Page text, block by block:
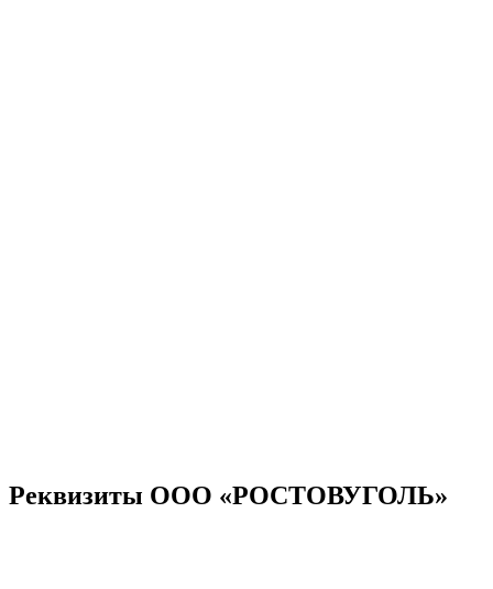
Реквизиты ООО «РОСТОВУГОЛЬ»